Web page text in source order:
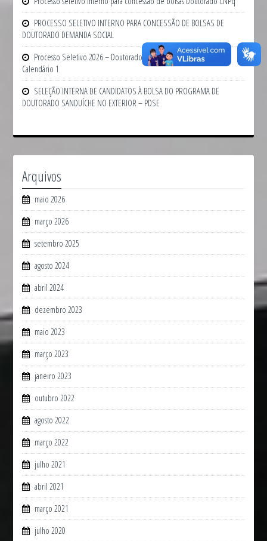
PROCESSO SELETIVO INTERNO PARA CONCESSÃO DE BOLSAS DE
DOUTORADO DEMANDA SOCIAL
Processo Seletivo 2026 – Doutorado – PPGIF – Edital n. 01/2025 _
Calendário 1
SELEÇÃO INTERNA DE CANDIDATOS À BOLSA DO PROGRAMA DE
DOUTORADO SANDUÍCHE NO EXTERIOR – PDSE
Arquivos
maio 2026
março 2026
setembro 2025
agosto 2024
abril 2024
dezembro 2023
maio 2023
março 2023
janeiro 2023
outubro 2022
agosto 2022
março 2022
julho 2021
abril 2021
março 2021
julho 2020